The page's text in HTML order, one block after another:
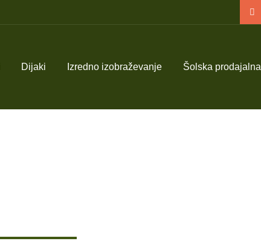
Dijaki Izredno izobraževanje Šolska prodajalna